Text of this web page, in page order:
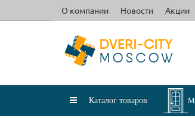
О компании Новости Акции
Каталог товаров